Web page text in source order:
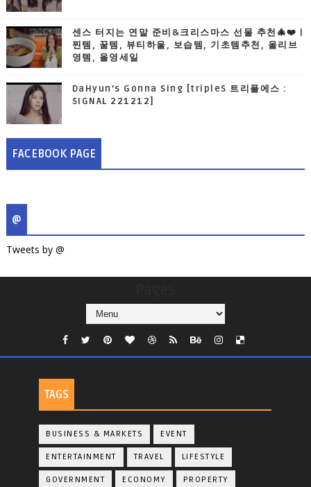
센스 터지는 연말 준비&크리스마스 선물 추천🎄❤️ |
찐템, 꿀템, 뷰티하울, 보습템, 기초템추천, 올리브
영템, 올영세일
DaHyun’s Gonna Sing [tripleS 트리플에스 :
SIGNAL 221212]
FACEBOOK PAGE
@
Tweets by @
TAGS
BUSINESS & MARKETS EVENT
ENTERTAINMENT TRAVEL LIFESTYLE
GOVERNMENT ECONOMY PROPERTY